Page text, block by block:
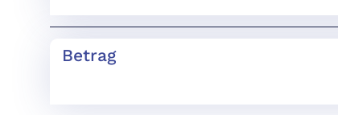
Betrag